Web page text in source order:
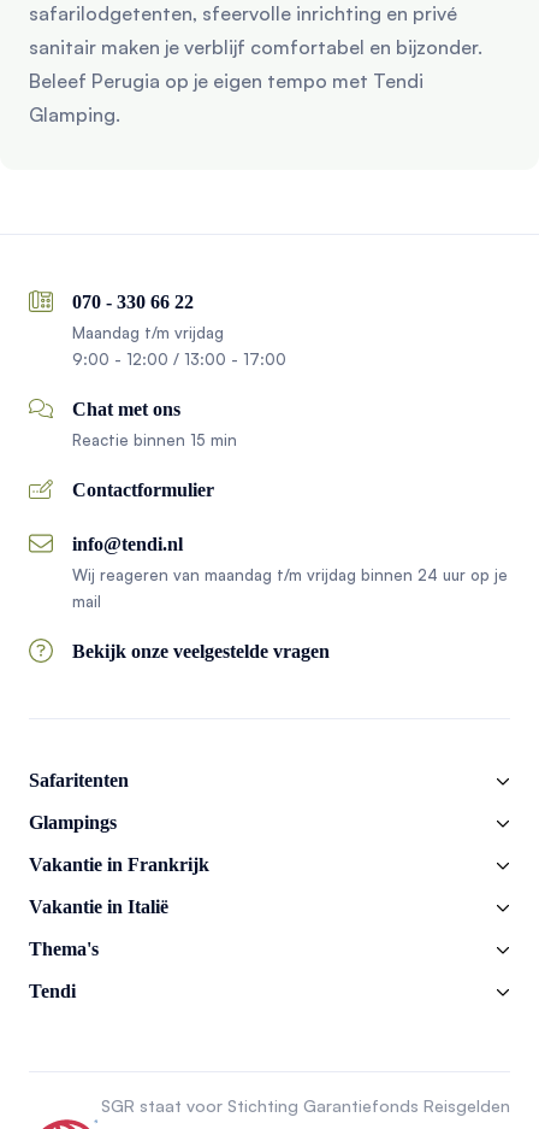
safarilodgetenten, sfeervolle inrichting en privé
sanitair maken je verblijf comfortabel en bijzonder.
Beleef Perugia op je eigen tempo met Tendi
Glamping.
070 - 330 66 22
Maandag t/m vrijdag
9:00 - 12:00 / 13:00 - 17:00
Chat met ons
Reactie binnen 15 min
Contactformulier
info@tendi.nl
Wij reageren van maandag t/m vrijdag binnen 24 uur op je
mail
Bekijk onze veelgestelde vragen
Safaritenten
Glampings
Vakantie in Frankrijk
Vakantie in Italië
Thema's
Tendi
SGR staat voor Stichting Garantiefonds Reisgelden